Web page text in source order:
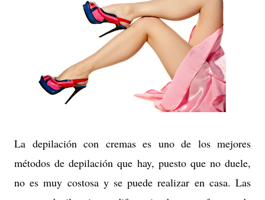
La depilación con cremas es uno de los mejores
métodos de depilación que hay, puesto que no duele,
no es muy costosa y se puede realizar en casa. Las